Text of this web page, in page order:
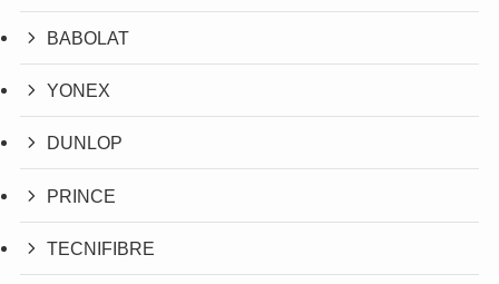
BABOLAT
YONEX
DUNLOP
PRINCE
TECNIFIBRE